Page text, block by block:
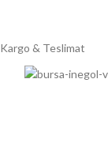
Kargo & Teslimat